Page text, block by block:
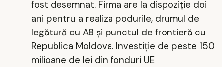
fost desemnat. Firma are la dispoziție doi
ani pentru a realiza podurile, drumul de
legătură cu A8 și punctul de frontieră cu
Republica Moldova. Investiție de peste 150
milioane de lei din fonduri UE